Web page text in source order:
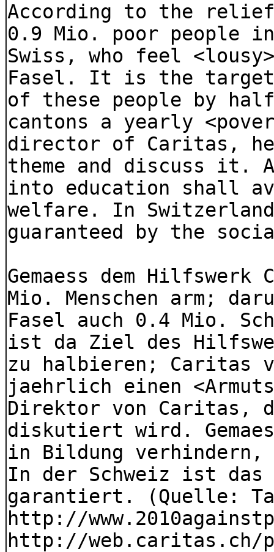
According to the
0.9 Mio. poor people
Swiss, who feel
Fasel. It is the target
of these people by
cantons a yearly
director of Caritas,
theme and discuss it.
into education shall
welfare. In
guaranteed by the
Gemaess dem
Mio. Menschen arm;
Fasel auch 0.4 Mio.
ist da Ziel des
zu halbieren; Caritas
jaehrlich einen
Direktor von Caritas,
diskutiert wird.
in Bildung verhindern,
In der Schweiz ist das
garantiert. (Quelle:
http://
http://web.caritas.ch/